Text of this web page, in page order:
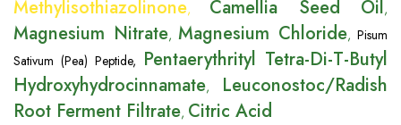
Methylisothiazolinone, Camellia Seed Oil,
Magnesium Nitrate, Magnesium Chloride, Pisum
Sativum (Pea) Peptide, Pentaerythrityl Tetra-Di-T-Butyl
Hydroxyhydrocinnamate, Leuconostoc/Radish
Root Ferment Filtrate, Citric Acid